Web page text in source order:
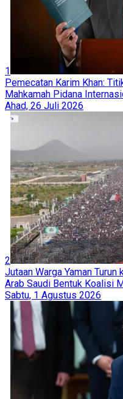
1
Pemecatan Karim Khan:
Mahkamah Pidana
Ahad, 26 Juli 2026
2
Jutaan Warga Yaman
Arab Saudi Bentuk Koalisi
Sabtu, 1 Agustus 2026